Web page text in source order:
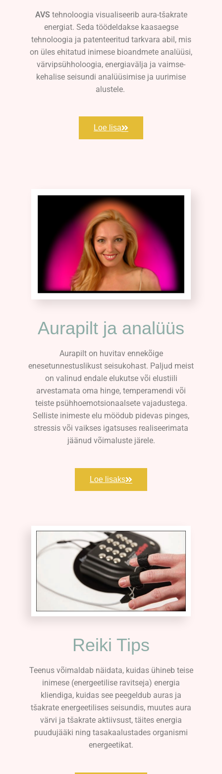
AVS tehnoloogia visualiseerib aura-tšakrate
energiat. Seda töödeldakse kaasaegse
tehnoloogia ja patenteeritud tarkvara abil, mis
on üles ehitatud inimese bioandmete analüüsi,
värvipsühholoogia, energiavälja ja vaimse-
kehalise seisundi analüüsimise ja uurimise
alustele.
Loe lisa
Aurapilt ja analüüs
Aurapilt on huvitav ennekõige
enesetunnestuslikust seisukohast. Paljud meist
on valinud endale elukutse või elustiili
arvestamata oma hinge, temperamendi või
teiste psühhoemotsionaalsete vajadustega.
Selliste inimeste elu möödub pidevas pinges,
stressis või vaikses igatsuses realiseerimata
jäänud võimaluste järele.
Loe lisaks
Reiki Tips
Teenus võimaldab näidata, kuidas ühineb teise
inimese (energeetilise ravitseja) energia
kliendiga, kuidas see peegeldub auras ja
tšakrate energeetilises seisundis, muutes aura
värvi ja tšakrate aktiivsust, täites energia
puudujääki ning tasakaalustades organismi
energeetikat.